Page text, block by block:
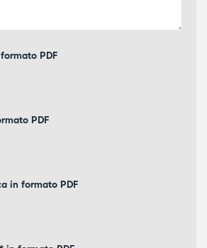
PDF
PDF
in formato PDF